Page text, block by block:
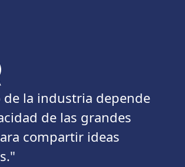
la industria depende
de las grandes
compartir ideas